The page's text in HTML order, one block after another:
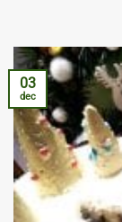
03
dec